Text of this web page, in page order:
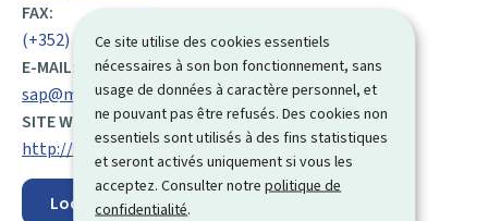
Ce site utilise des cookies essentiels
nécessaires à son bon fonctionnement, sans
usage de données à caractère personnel, et
ne pouvant pas être refusés. Des cookies non
essentiels sont utilisés à des fins statistiques
et seront activés uniquement si vous les
acceptez. Consulter notrepolitique de
confidentialité.
FAX:
(+352) 247 95 500
E-MAIL:
sap@ms.etat.lu
SITE WEB :
http://www.audiophonologie.lu
Localisez sur la carte